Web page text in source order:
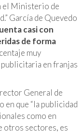
el Ministerio de
García de Quevedo
casi con
de forma
muy
en franjas
General de
en que “la publicidad
como en
otros sectores, es